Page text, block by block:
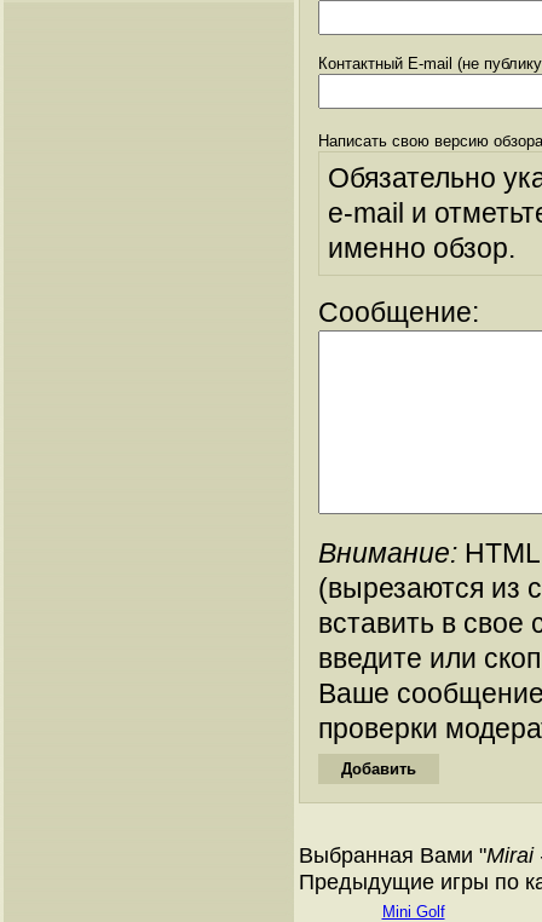
Контактный E-mail (не
Написать свою версию
Обязательно
e-mail и
именно обзор.
Сообщение:
Внимание:
(вырезаются из
вставить в
введите или
Ваше
проверки
Выбранная Вами "Mirai
Предыдущие игры по
Mini Golf